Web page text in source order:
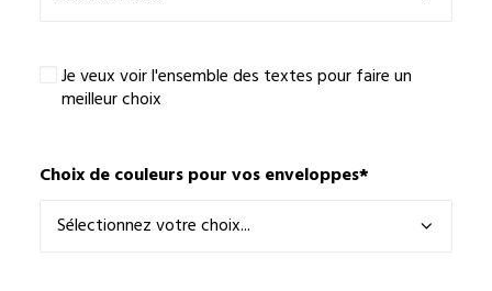
veux
des
pour
faire
Je veux voir l'ensemble des textes pour faire un
meilleur choix
Choix de couleurs pour vos enveloppes*